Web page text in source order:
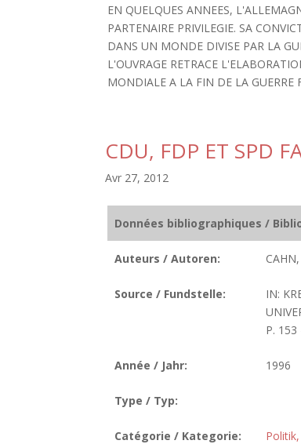
EN QUELQUES ANNEES,
PARTENAIRE PRIVILEGIE. SA
DANS UN MONDE DIVISE PAR LA
L'OUVRAGE RETRACE
MONDIALE A LA FIN DE LA GUERRE
CDU, FDP ET SPD
Avr 27, 2012
Données bibliographiques /
Auteurs / Autoren:
Source / Fundstelle:
IN:
P. 153
Année / Jahr: 1996
Type / Typ:
Catégorie / Kategorie: